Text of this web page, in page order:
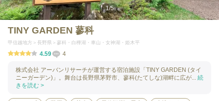
1/5
TINY GARDEN 蓼科
甲信越地方 長野県 蓼科・白樺湖・車山・女神湖・姫木平
4.59 4
株式会社 アーバンリサーチが運営する宿泊施設「TINY GARDEN (タイ
ニーガーデン)」。舞台は長野県茅野市、蓼科(たてしな)湖畔に広が... 続
きを読む >